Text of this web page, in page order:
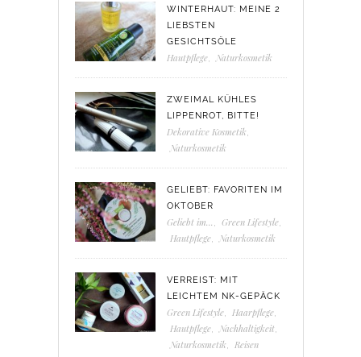
WINTERHAUT: MEINE 2
LIEBSTEN
GESICHTSÖLE
Hautpflege, Naturkosmetik
ZWEIMAL KÜHLES
LIPPENROT, BITTE!
Dekorative Kosmetik
Naturkosmetik
GELIEBT: FAVORITEN IM
OKTOBER
Geliebt im... Green Lifestyle,
Hautpflege, Naturkosmetik
VERREIST: MIT
LEICHTEM NK-GEPÄCK
Green Lifestyle, Haarpflege,
Hautpflege, Nachhaltigkeit
Naturkosmetik
Reisen